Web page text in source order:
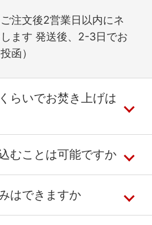
注文後2営業日以内にネ
ます 発送後、2-3日でお
函）
らいでお焚き上げは
1回ペースで実施してお
事との兼ね合いにより直
むことは可能ですか
お受けしておりません
注文の上、お品をお送り
はできますか